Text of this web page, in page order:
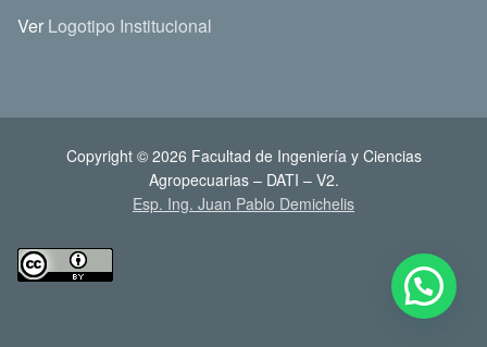
Ver Logotipo Institucional
Copyright © 2026 Facultad de Ingeniería y Ciencias
Agropecuarias – DATI – V2.
Esp. Ing. Juan Pablo Demichelis